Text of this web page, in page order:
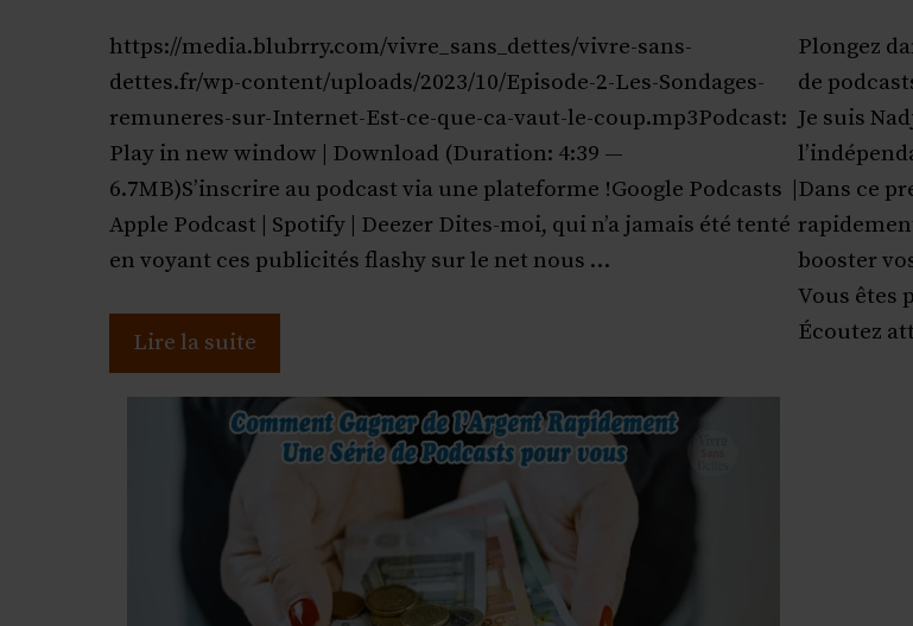
https://media.blubrry.com/vivre_sans_dettes/vivre-sans-
dettes.fr/wp-content/uploads/2023/10/Episode-2-Les-Sondages-
remuneres-sur-Internet-Est-ce-que-ca-vaut-le-coup.mp3Podcast:
Play in new window | Download (Duration: 4:39 —
6.7MB)S’inscrire au podcast via une plateforme !Google Podcasts |
Apple Podcast | Spotify | Deezer Dites-moi, qui n’a jamais été tenté
en voyant ces publicités flashy sur le net nous …
Lire la suite
Plongez
de
Je suis
Dans ce
booster
Vous êtes
Écoutez